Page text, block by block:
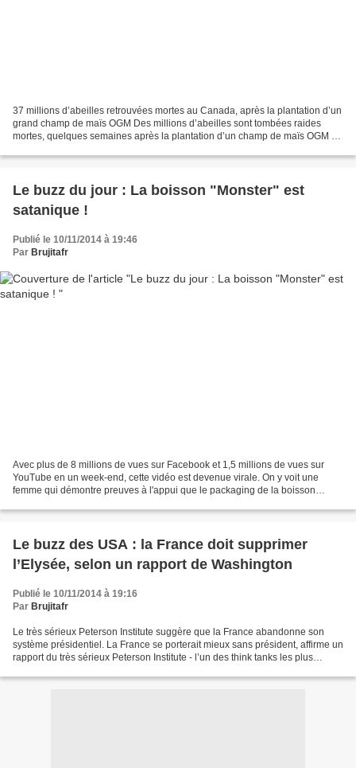
37 millions d’abeilles retrouvées mortes au Canada, après la plantation d’un
grand champ de maïs OGM Des millions d’abeilles sont tombées raides
mortes, quelques semaines après la plantation d’un champ de maïs OGM en
Le buzz du jour : La boisson "Monster" est
satanique !
Publié le 10/11/2014 à 19:46
Par Brujitafr
Avec plus de 8 millions de vues sur Facebook et 1,5 millions de vues sur
YouTube en un week-end, cette vidéo est devenue virale. On y voit une
femme qui démontre preuves à l'appui que le packaging de la boisson
Le buzz des USA : la France doit supprimer
l’Elysée, selon un rapport de Washington
Publié le 10/11/2014 à 19:16
Par Brujitafr
Le très sérieux Peterson Institute suggère que la France abandonne son
système présidentiel. La France se porterait mieux sans président, affirme un
rapport du très sérieux Peterson Institute - l’un des think tanks les plus